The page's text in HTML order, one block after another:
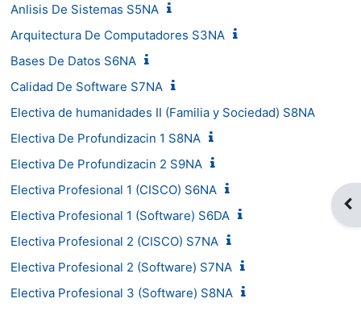
Anlisis De Sistemas S5NA
Arquitectura De Computadores S3NA
Bases De Datos S6NA
Calidad De Software S7NA
Electiva de humanidades II (Familia y Sociedad) S8NA
Electiva De Profundizacin 1 S8NA
Electiva De Profundizacin 2 S9NA
Electiva Profesional 1 (CISCO) S6NA
Electiva Profesional 1 (Software) S6DA
Electiva Profesional 2 (CISCO) S7NA
Electiva Profesional 2 (Software) S7NA
Electiva Profesional 3 (Software) S8NA